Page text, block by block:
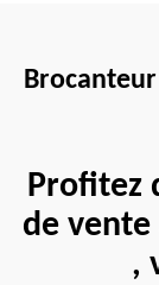
Profitez
de
,